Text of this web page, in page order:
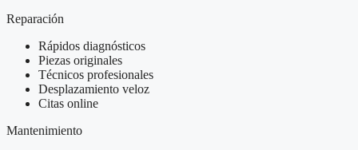
Reparación
Rápidos diagnósticos
Piezas originales
Técnicos profesionales
Desplazamiento veloz
Citas online
Mantenimiento